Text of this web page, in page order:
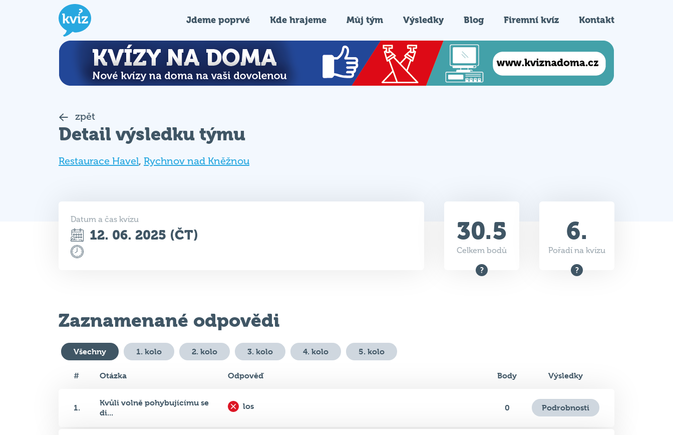
Jdeme poprvé Kde hrajeme Můj tým Výsledky Blog Firemní kvíz Kontakt
zpět
Detail výsledku týmu
Restaurace Havel, Rychnov nad Kněžnou
Datum a čas kvízu
12. 06. 2025 (ČT) 30.5
Celkem bodů
6.
Pořadí na kvízu
Zaznamenané odpovědi
Všechny 1. kolo 2. kolo 3. kolo 4. kolo 5. kolo
# Otázka Odpověď Body Výsledky
1.
Kvůli volně pohybujícímu se
di...
los 0 Podrobnosti